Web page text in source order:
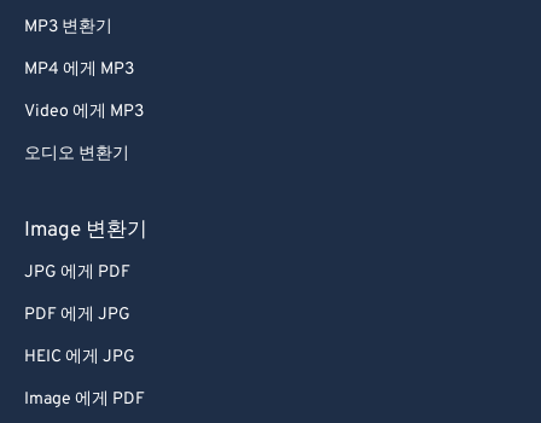
MP3 변환기
MP4 에게 MP3
Video 에게 MP3
오디오 변환기
Image 변환기
JPG 에게 PDF
PDF 에게 JPG
HEIC 에게 JPG
Image 에게 PDF